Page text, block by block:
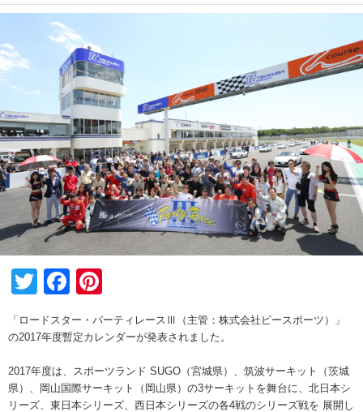
TwitterFacebook
「ロードスター・パーティレースⅢ（主管：株式会社ビースポーツ）」
の2017年度暫定カレンダーが発表されました。
2017年度は、スポーツランド SUGO（宮城県）、筑波サーキット（茨城
県）、岡山国際サーキット（岡山県）の3サーキットを舞台に、北日本シ
リーズ、東日本シリーズ、西日本シリーズの各4戦のシリーズ戦を 展開し